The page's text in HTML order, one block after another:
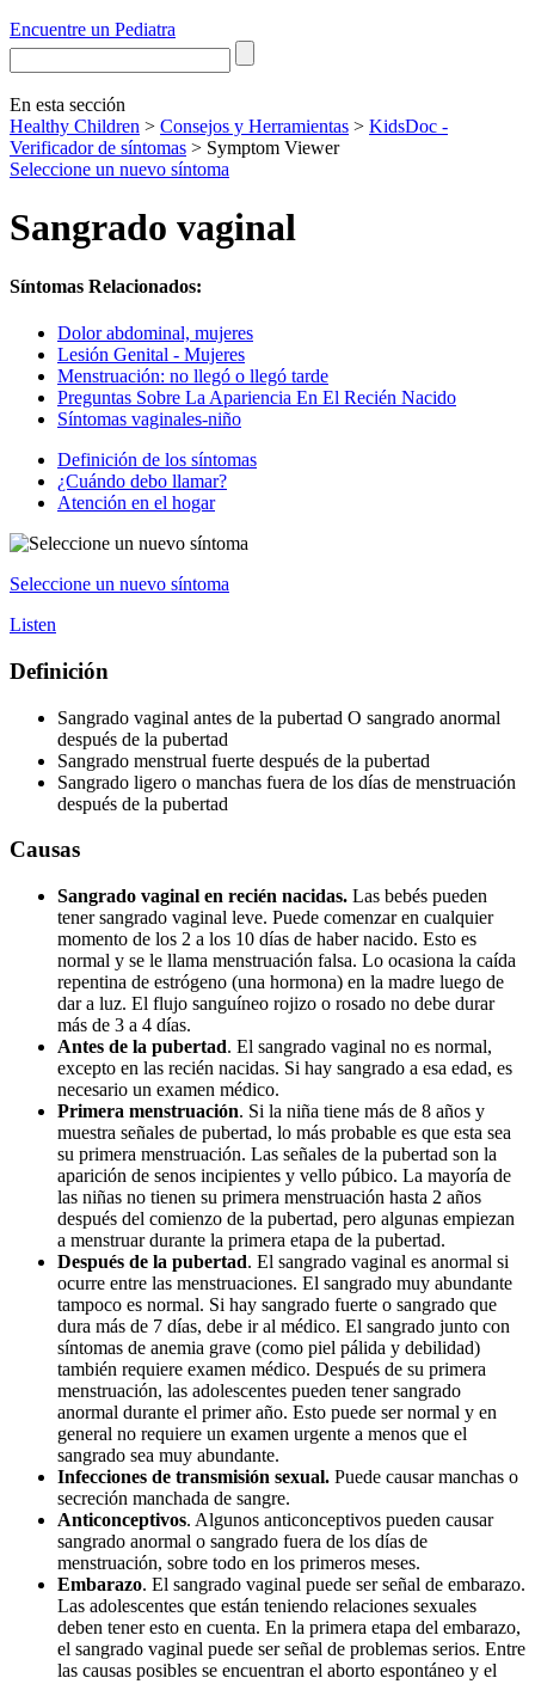
Encuentre un Pediatra
En esta sección
Healthy Children > Consejos y Herramientas > KidsDoc -
Verificador de síntomas > Symptom Viewer
Seleccione un nuevo síntoma
Sangrado vaginal
Síntomas Relacionados:
Dolor abdominal, mujeres
Lesión Genital - Mujeres
Menstruación: no llegó o llegó tarde
Preguntas Sobre La Apariencia En El Recién Nacido
Síntomas vaginales-niño
Definición de los síntomas
¿Cuándo debo llamar?
Atención en el hogar
Seleccione un nuevo síntoma
Listen
Definición
Sangrado vaginal antes de la pubertad O sangrado anormal
después de la pubertad
Sangrado menstrual fuerte después de la pubertad
Sangrado ligero o manchas fuera de los días de menstruación
después de la pubertad
Causas
Sangrado vaginal en recién nacidas. Las bebés pueden
tener sangrado vaginal leve. Puede comenzar en cualquier
momento de los 2 a los 10 días de haber nacido. Esto es
normal y se le llama menstruación falsa. Lo ocasiona la caída
repentina de estrógeno (una hormona) en la madre luego de
dar a luz. El flujo sanguíneo rojizo o rosado no debe durar
más de 3 a 4 días.
Antes de la pubertad. El sangrado vaginal no es normal,
excepto en las recién nacidas. Si hay sangrado a esa edad, es
necesario un examen médico.
Primera menstruación. Si la niña tiene más de 8 años y
muestra señales de pubertad, lo más probable es que esta sea
su primera menstruación. Las señales de la pubertad son la
aparición de senos incipientes y vello púbico. La mayoría de
las niñas no tienen su primera menstruación hasta 2 años
después del comienzo de la pubertad, pero algunas empiezan
a menstruar durante la primera etapa de la pubertad.
Después de la pubertad. El sangrado vaginal es anormal si
ocurre entre las menstruaciones. El sangrado muy abundante
tampoco es normal. Si hay sangrado fuerte o sangrado que
dura más de 7 días, debe ir al médico. El sangrado junto con
síntomas de anemia grave (como piel pálida y debilidad)
también requiere examen médico. Después de su primera
menstruación, las adolescentes pueden tener sangrado
anormal durante el primer año. Esto puede ser normal y en
general no requiere un examen urgente a menos que el
sangrado sea muy abundante.
Infecciones de transmisión sexual. Puede causar manchas o
secreción manchada de sangre.
Anticonceptivos. Algunos anticonceptivos pueden causar
sangrado anormal o sangrado fuera de los días de
menstruación, sobre todo en los primeros meses.
Embarazo. El sangrado vaginal puede ser señal de embarazo.
Las adolescentes que están teniendo relaciones sexuales
deben tener esto en cuenta. En la primera etapa del embarazo,
el sangrado vaginal puede ser señal de problemas serios. Entre
las causas posibles se encuentran el aborto espontáneo y el